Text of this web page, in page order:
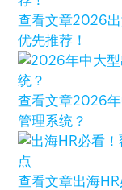
查看文章2026出
优先推荐！
查看文章2026年
管理系统？
查看文章出海